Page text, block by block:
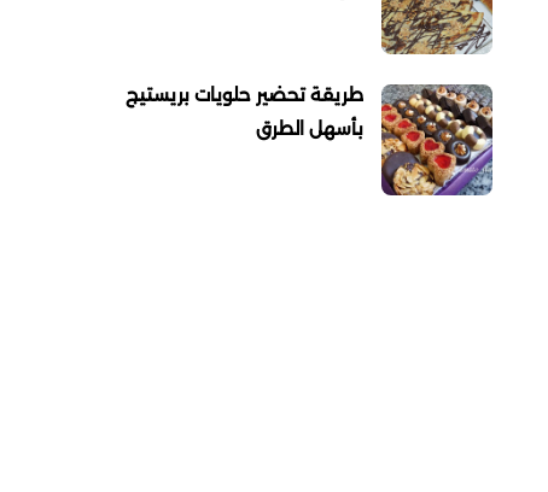
طريقة تحضير حلويات بريستيج
بأسهل الطرق